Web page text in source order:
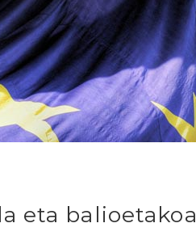
eta balioetakoa